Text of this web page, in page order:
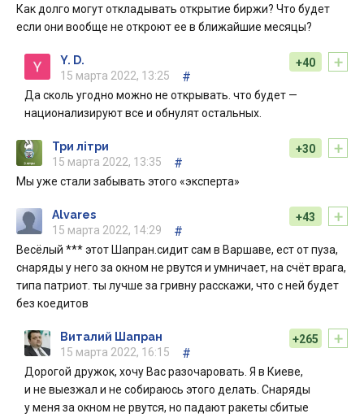
Как долго могут откладывать открытие биржи? Что будет
если они вообще не откроют ее в ближайшие месяцы?
+
+40
Y. D.
15 марта 2022, 13:25
#
Да сколь угодно можно не открывать. что будет —
национализируют все и обнулят остальных.
+
+30
Три літри
15 марта 2022, 13:35
#
Мы уже стали забывать этого «эксперта»
+
+43
Alvares
15 марта 2022, 14:29
#
Весёлый *** этот Шапран.сидит сам в Варшаве, ест от пуза,
снаряды у него за окном не рвутся и умничает, на счёт врага,
типа патриот. ты лучше за гривну расскажи, что с ней будет
без коедитов
+
+265
Виталий Шапран
15 марта 2022, 16:15
#
Дорогой дружок, хочу Вас разочаровать. Я в Киеве,
и не выезжал и не собираюсь этого делать. Снаряды
у меня за окном не рвутся, но падают ракеты сбитые